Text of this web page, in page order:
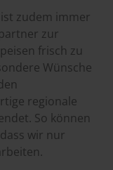
zudem immer
zur
frisch zu
Wünsche
regionale
So können
wir nur